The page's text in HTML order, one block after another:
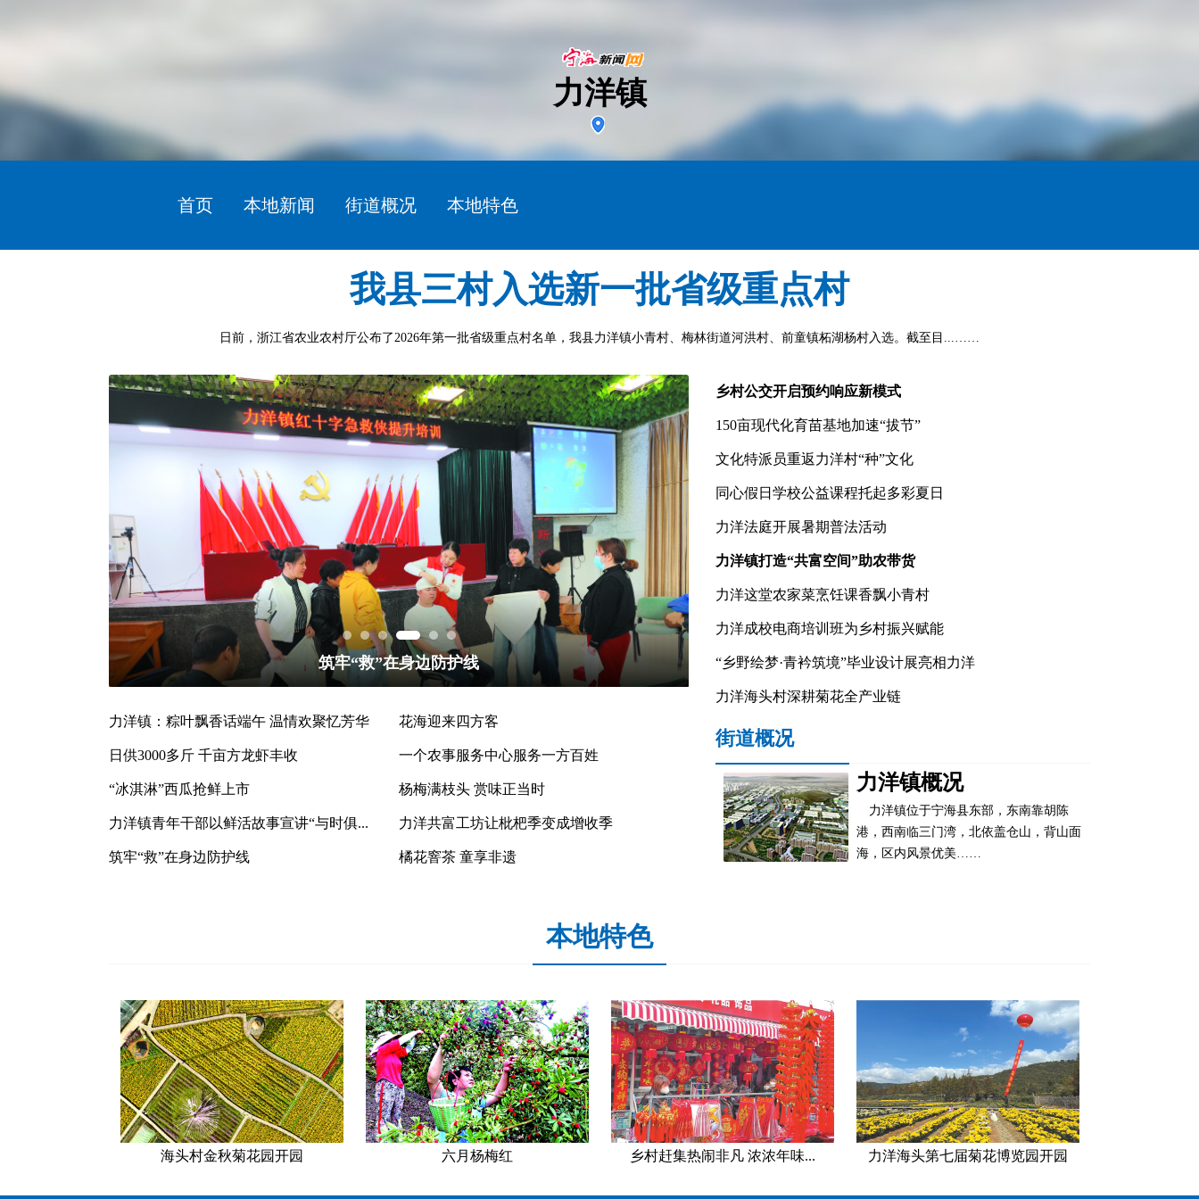
力洋镇
首页 本地新闻 街道概况 本地特色
我县三村入选新一批省级重点村
日前，浙江省农业农村厅公布了2026年第一批省级重点村名单，我县力洋镇小青村、梅林街道河洪村、前童镇柘湖杨村入选。截至目...……
筑牢“救”在身边防护线 橘花窨茶 童享非遗
力洋镇：粽叶飘香话端午 温情欢聚忆芳华 花海迎来四方客
日供3000多斤 千亩方龙虾丰收 一个农事服务中心服务一方百姓
“冰淇淋”西瓜抢鲜上市 杨梅满枝头 赏味正当时
力洋镇青年干部以鲜活故事宣讲“与时俱... 力洋共富工坊让枇杷季变成增收季
筑牢“救”在身边防护线 橘花窨茶 童享非遗
乡村公交开启预约响应新模式
150亩现代化育苗基地加速“拔节”
文化特派员重返力洋村“种”文化
同心假日学校公益课程托起多彩夏日
力洋法庭开展暑期普法活动
力洋镇打造“共富空间”助农带货
力洋这堂农家菜烹饪课香飘小青村
力洋成校电商培训班为乡村振兴赋能
“乡野绘梦·青衿筑境”毕业设计展亮相力洋
力洋海头村深耕菊花全产业链
街道概况
力洋镇概况
力洋镇位于宁海县东部，东南靠胡陈
港，西南临三门湾，北依盖仓山，背山面
海，区内风景优美……
本地特色
海头村金秋菊花园开园 六月杨梅红 乡村赶集热闹非凡 浓浓年味... 力洋海头第七届菊花博览园开园